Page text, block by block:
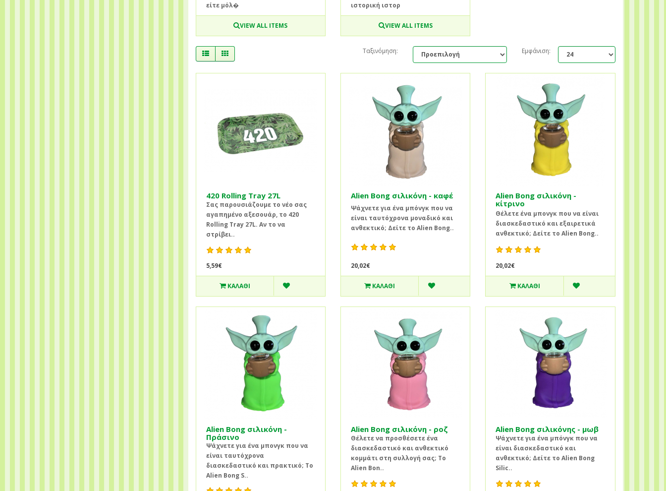
είτε μόλ�
VIEW ALL ITEMS
ιστορική ιστορ
VIEW ALL ITEMS
Ταξινόμηση: Εμφάνιση:
420 Rolling Tray 27L
Σας παρουσιάζουμε το νέο σας
αγαπημένο αξεσουάρ, το 420
Rolling Tray 27L. Αν το να
στρίβει..
5,59€
ΚΑΛΆΘΙ
Alien Bong σιλικόνη - καφέ
Ψάχνετε για ένα μπόνγκ που να
είναι ταυτόχρονα μοναδικό και
ανθεκτικό; Δείτε το Alien Bong..
20,02€
ΚΑΛΆΘΙ
Alien Bong σιλικόνη -
κίτρινο
Θέλετε ένα μπονγκ που να είναι
διασκεδαστικό και εξαιρετικά
ανθεκτικό; Δείτε το Alien Bong..
20,02€
ΚΑΛΆΘΙ
Alien Bong σιλικόνη -
Πράσινο
Ψάχνετε για ένα μπονγκ που να
είναι ταυτόχρονα
διασκεδαστικό και πρακτικό; Το
Alien Bong S..
Alien Bong σιλικόνη - ροζ
Θέλετε να προσθέσετε ένα
διασκεδαστικό και ανθεκτικό
κομμάτι στη συλλογή σας; Το
Alien Bon..
Alien Bong σιλικόνης - μωβ
Ψάχνετε για ένα μπόνγκ που να
είναι διασκεδαστικό και
ανθεκτικό; Δείτε το Alien Bong
Silic..